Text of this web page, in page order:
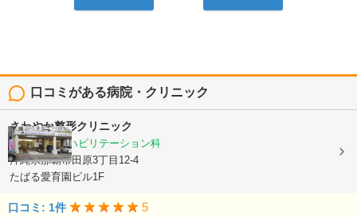
口コミがある病院・クリニック
さわやか整形クリニック
整形外科, リハビリテーション科
沖縄県那覇市田原3丁目12-4
たばる愛育園ビル1F
口コミ: 1件 5